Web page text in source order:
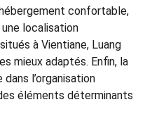
événement d’entreprise
?
un événement haut
MICE au Laospeuvent
spécialisé. Pour aller plus
ce